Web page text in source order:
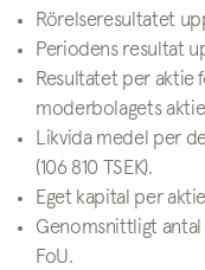
Rörelseresultatet
Periodens resultat
Resultatet per aktie
moderbolagets
Likvida medel per
(106 810 TSEK).
Eget kapital per
Genomsnittligt antal
FoU.